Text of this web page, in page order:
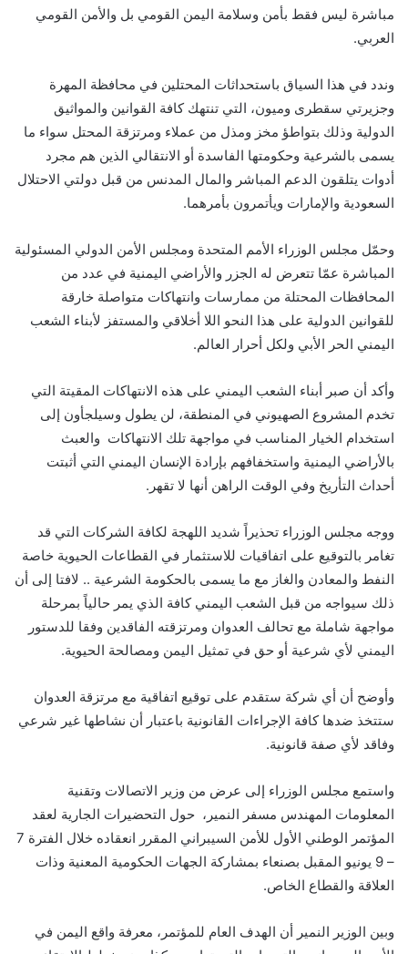
مباشرة ليس فقط بأمن وسلامة اليمن القومي بل والأمن القومي
العربي.
وندد في هذا السياق باستحداثات المحتلين في محافظة المهرة
وجزيرتي سقطرى وميون، التي تنتهك كافة القوانين والمواثيق
الدولية وذلك بتواطؤ مخز ومذل من عملاء ومرتزقة المحتل سواء ما
يسمى بالشرعية وحكومتها الفاسدة أو الانتقالي الذين هم مجرد
أدوات يتلقون الدعم المباشر والمال المدنس من قبل دولتي الاحتلال
السعودية والإمارات ويأتمرون بأمرهما.
وحمّل مجلس الوزراء الأمم المتحدة ومجلس الأمن الدولي المسئولية
المباشرة عمّا تتعرض له الجزر والأراضي اليمنية في عدد من
المحافظات المحتلة من ممارسات وانتهاكات متواصلة خارقة
للقوانين الدولية على هذا النحو اللا أخلاقي والمستفز لأبناء الشعب
اليمني الحر الأبي ولكل أحرار العالم.
وأكد أن صبر أبناء الشعب اليمني على هذه الانتهاكات المقيتة التي
تخدم المشروع الصهيوني في المنطقة، لن يطول وسيلجأون إلى
استخدام الخيار المناسب في مواجهة تلك الانتهاكات والعبث
بالأراضي اليمنية واستخفافهم بإرادة الإنسان اليمني التي أثبتت
أحداث التأريخ وفي الوقت الراهن أنها لا تقهر.
ووجه مجلس الوزراء تحذيراً شديد اللهجة لكافة الشركات التي قد
تغامر بالتوقيع على اتفاقيات للاستثمار في القطاعات الحيوية خاصة
النفط والمعادن والغاز مع ما يسمى بالحكومة الشرعية .. لافتا إلى أن
ذلك سيواجه من قبل الشعب اليمني كافة الذي يمر حالياً بمرحلة
مواجهة شاملة مع تحالف العدوان ومرتزقته الفاقدين وفقا للدستور
اليمني لأي شرعية أو حق في تمثيل اليمن ومصالحة الحيوية.
وأوضح أن أي شركة ستقدم على توقيع اتفاقية مع مرتزقة العدوان
ستتخذ ضدها كافة الإجراءات القانونية باعتبار أن نشاطها غير شرعي
وفاقد لأي صفة قانونية.
واستمع مجلس الوزراء إلى عرض من وزير الاتصالات وتقنية
المعلومات المهندس مسفر النمير، حول التحضيرات الجارية لعقد
المؤتمر الوطني الأول للأمن السيبراني المقرر انعقاده خلال الفترة 7
– 9 يونيو المقبل بصنعاء بمشاركة الجهات الحكومية المعنية وذات
العلاقة والقطاع الخاص.
وبين الوزير النمير أن الهدف العام للمؤتمر، معرفة واقع اليمن في